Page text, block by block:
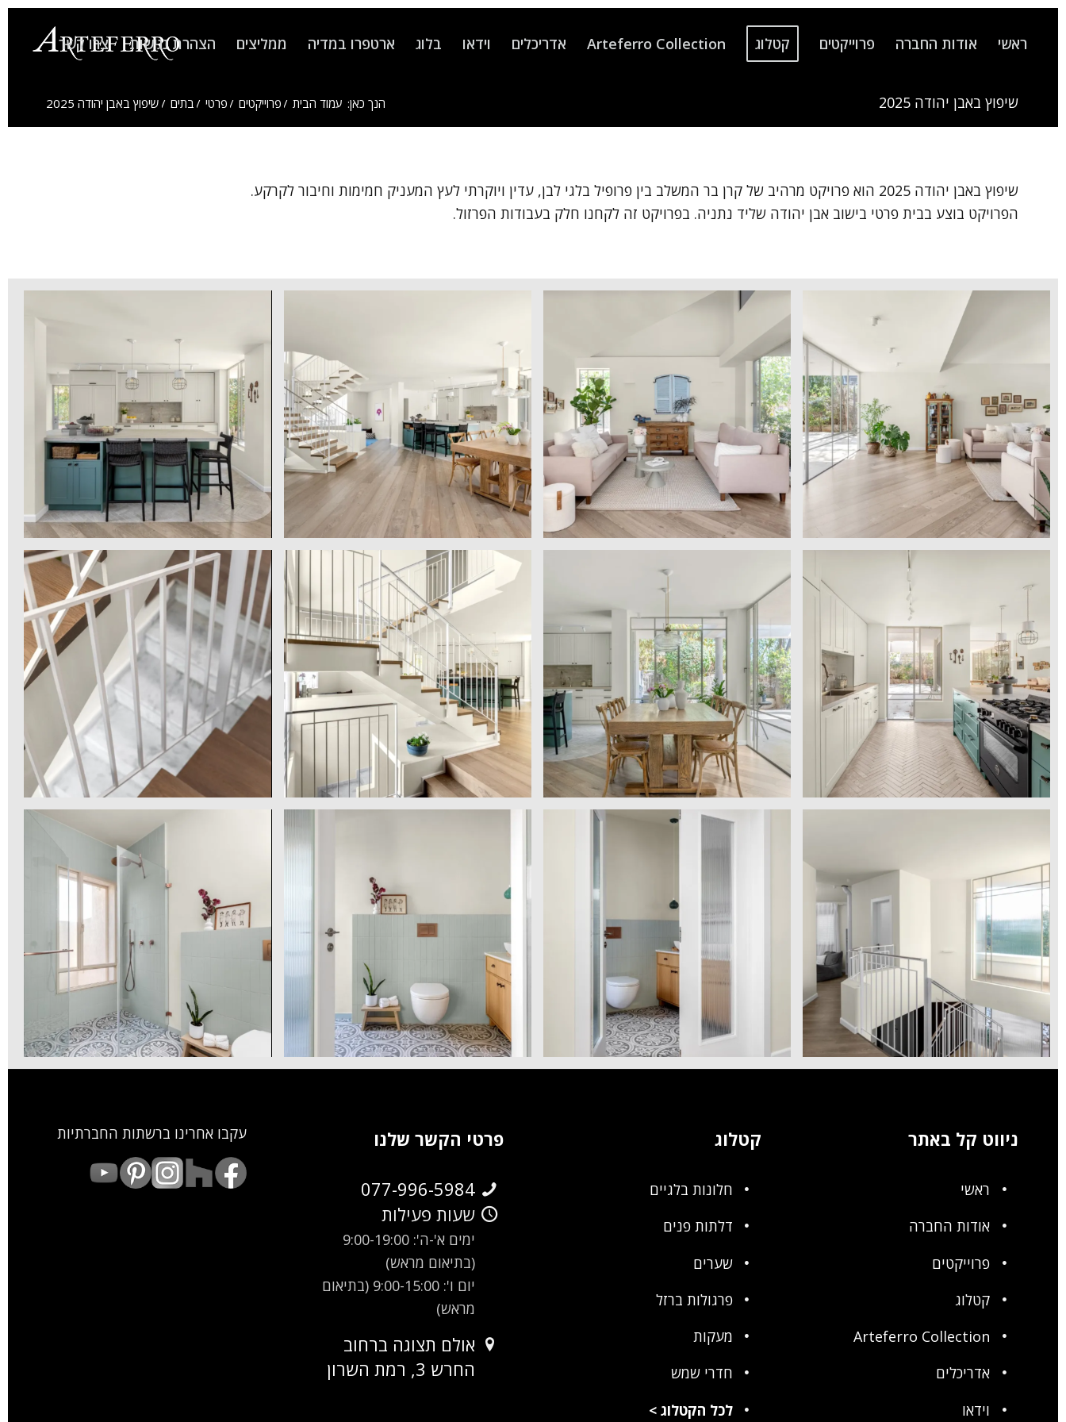
ראשי אודות החברה פרוייקטים קטלוג Arteferro Collection אדריכלים וידאו בלוג ארטפרו במדיה ממליצים הצהרת נגישות צרו קשר
שיפוץ באבן יהודה 2025 הנך כאן: עמוד הבית / פרוייקטים / פרטי / בתים / שיפוץ באבן יהודה 2025
שיפוץ באבן יהודה 2025 הוא פרויקט מרהיב של קרן בר המשלב בין פרופיל בלגי לבן, עדין ויוקרתי לעץ המעניק חמימות וחיבור לקרקע.
הפרויקט בוצע בבית פרטי בישוב אבן יהודה שליד נתניה. בפרויקט זה לקחנו חלק בעבודות הפרזול.
ניווט קל באתר
ראשי
אודות החברה
פרוייקטים
קטלוג
Arteferro Collection
אדריכלים
וידאו
קטלוג
חלונות בלגיים
דלתות פנים
שערים
פרגולות ברזל
מעקות
חדרי שמש
לכל הקטלוג >
פרטי הקשר שלנו
077-996-5984
שעות פעילות
ימים א'-ה': 9:00-19:00
(בתיאום מראש)
יום ו': 9:00-15:00 (בתיאום
מראש)
אולם תצוגה ברחוב
החרש 3, רמת השרון
עקבו אחרינו ברשתות החברתיות